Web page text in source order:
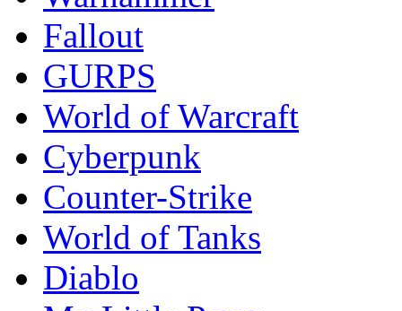
Fallout
GURPS
World of Warcraft
Сyberpunk
Counter-Strike
World of Tanks
Diablo